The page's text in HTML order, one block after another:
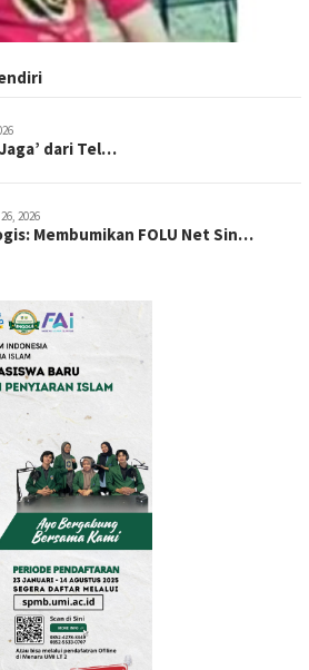
dari Tel…
2026
Membumikan FOLU Net Sin…